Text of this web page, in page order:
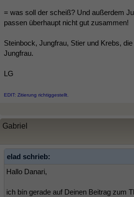
= was soll der scheiß? Und außerdem
passen überhaupt nicht gut zusammen!
Steinbock, Jungfrau, Stier und Krebs,
Jungfrau.
LG
EDIT: Zitierung richtiggestellt.
Gabriel
elad schrieb:
Hallo Danari,
ich bín gerade auf Deinen Beitrag zum